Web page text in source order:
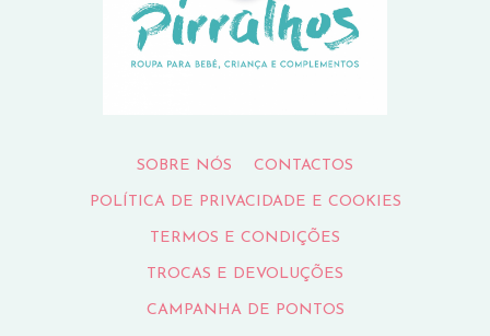
SOBRE NÓS CONTACTOS
POLÍTICA DE PRIVACIDADE E COOKIES
TERMOS E CONDIÇÕES
TROCAS E DEVOLUÇÕES
CAMPANHA DE PONTOS